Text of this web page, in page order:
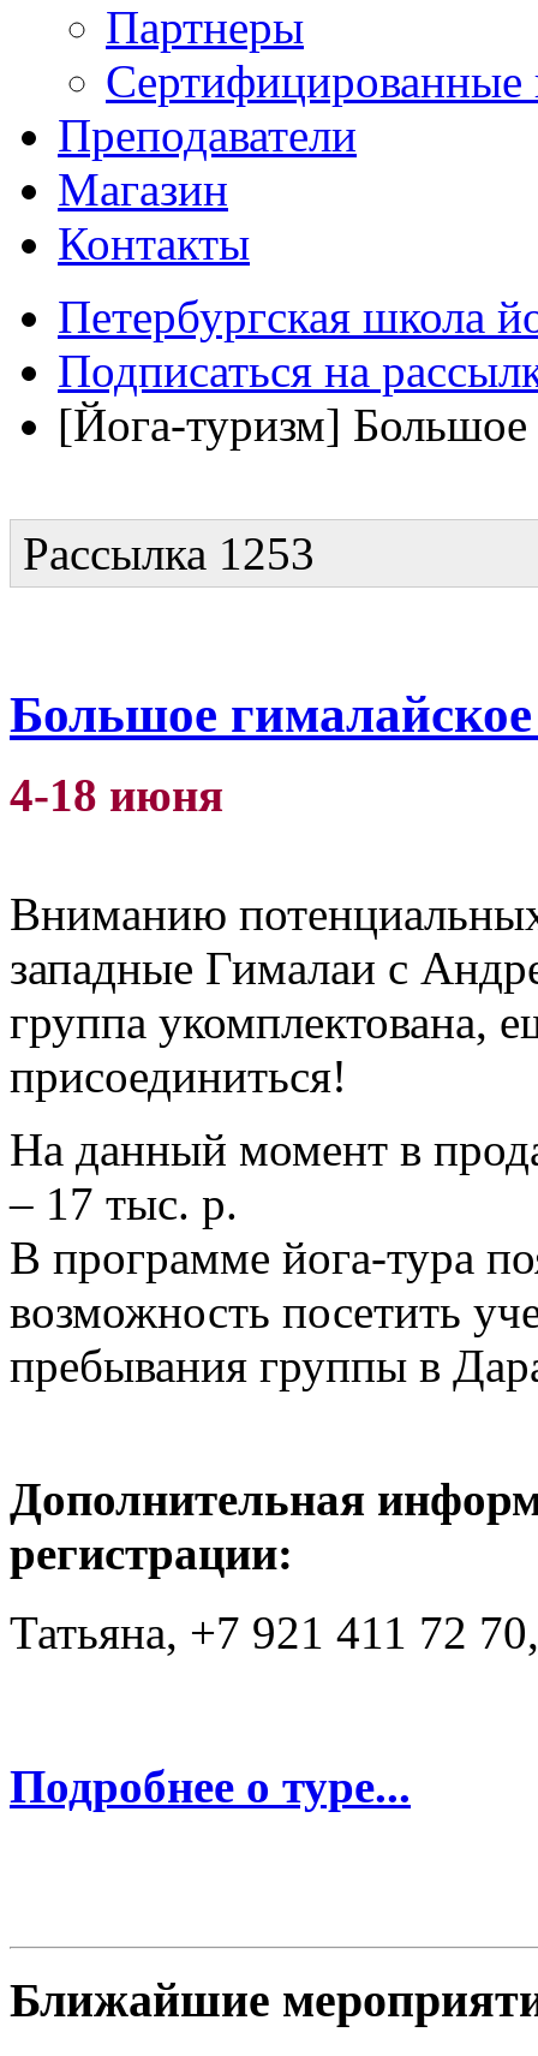
Партнеры
Сертифицированные
Преподаватели
Магазин
Контакты
Петербургская школа
Подписаться на
[Йога-туризм] Большое
Рассылка 1253
Большое
4-18 июня
Вниманию
западные Гималаи с
группа укомплектована,
присоединиться!
На данный момент в
– 17 тыс. р.
В программе йога-тура
возможность посетить
пребывания группы в
Дополнительная
регистрации:
Татьяна, +7 921 411 72
Подробнее о туре...
Ближайшие